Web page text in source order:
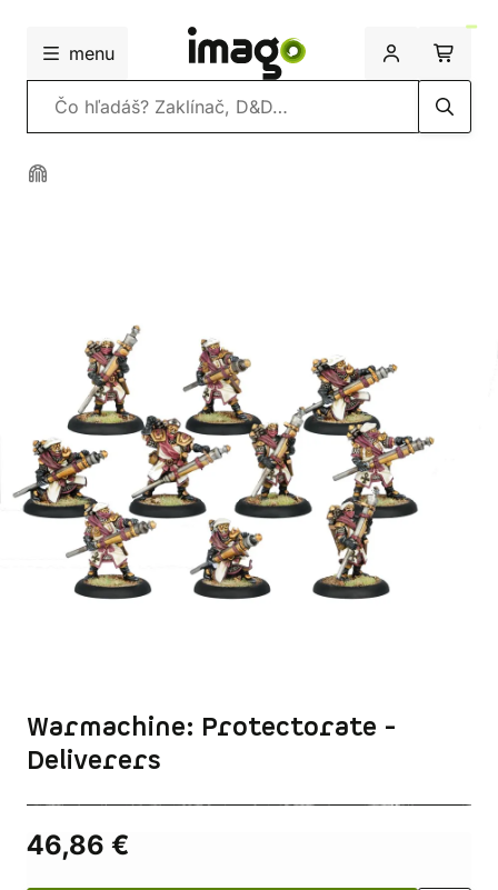
menu
Vyhľadávanie
Warmachine: Protectorate -
Deliverers
46,86 €